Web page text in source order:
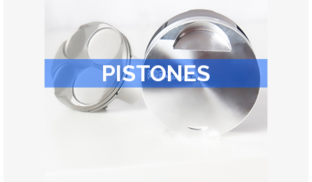
PISTONES